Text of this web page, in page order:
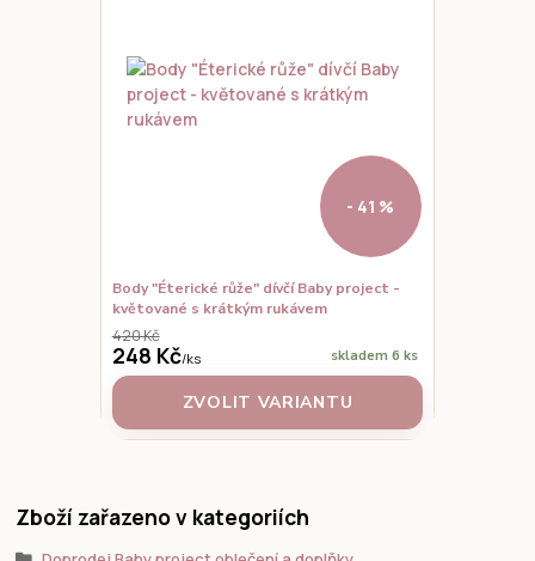
- 41 %
Body "Éterické růže" dívčí Baby project -
květované s krátkým rukávem
420 Kč
248 Kč/ks skladem 6 ks
ZVOLIT VARIANTU
Zboží zařazeno v kategoriích